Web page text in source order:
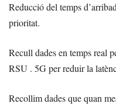
Reducció del temps
prioritat.
Recull dades en temps real
RSU . 5G per reduir la
Recollim dades que quan